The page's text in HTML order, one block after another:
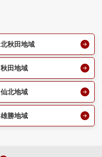
北秋田地域
秋田地域
仙北地域
雄勝地域